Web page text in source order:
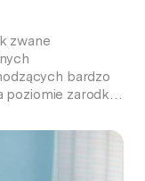
zwane
bardzo
poziomie zarodka.
za
pod uwagę
nad […]